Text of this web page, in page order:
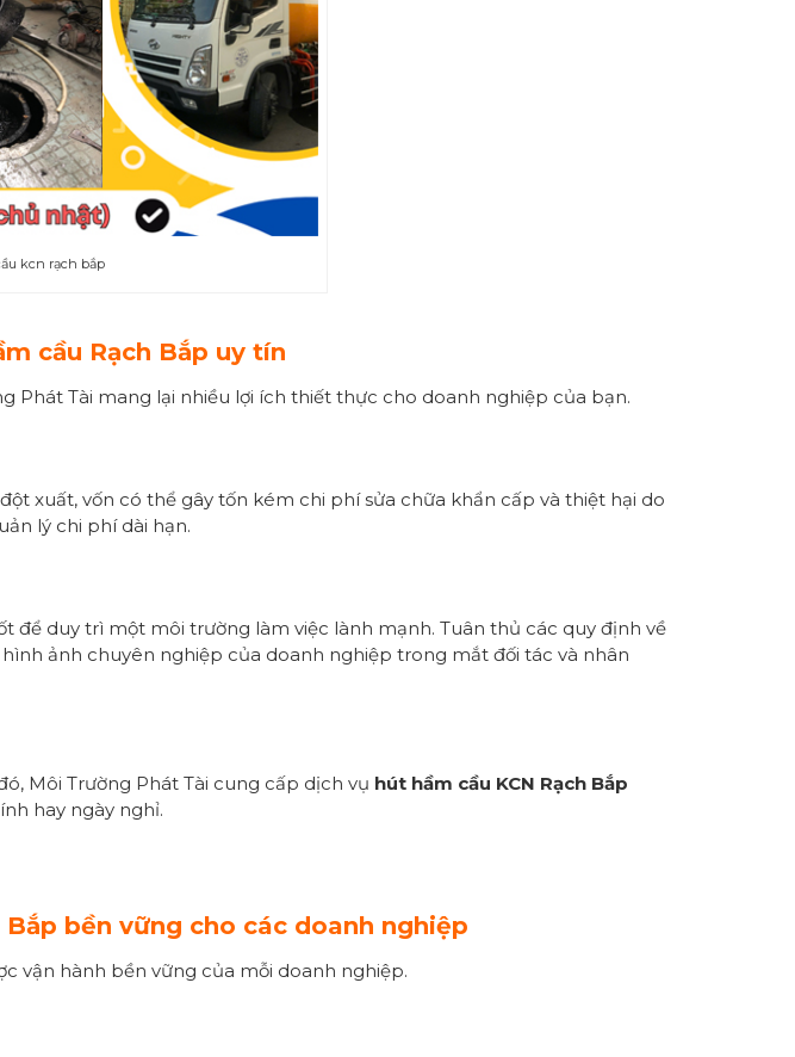
kcn rạch bắp
cầu Rạch Bắp uy tín
Phát Tài mang lại nhiều lợi ích thiết thực cho doanh nghiệp của bạn.
xuất, vốn có thể gây tốn kém chi phí sửa chữa khẩn cấp và thiệt hại do
lý chi phí dài hạn.
duy trì một môi trường làm việc lành mạnh. Tuân thủ các quy định về
ảnh chuyên nghiệp của doanh nghiệp trong mắt đối tác và nhân
Môi Trường Phát Tài cung cấp dịch vụ hút hầm cầu KCN Rạch Bắp
hay ngày nghỉ.
bền vững cho các doanh nghiệp
vận hành bền vững của mỗi doanh nghiệp.